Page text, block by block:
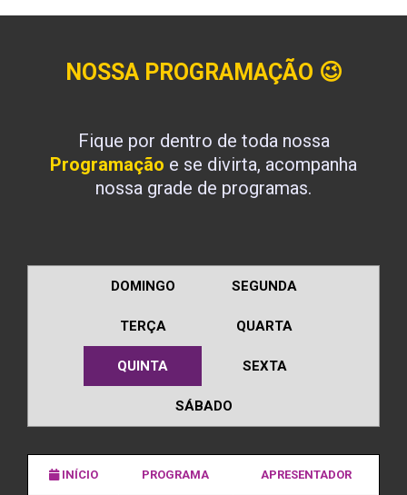
NOSSA PROGRAMAÇÃO 😉
Fique por dentro de toda nossa
Programação e se divirta, acompanha
nossa grade de programas.
DOMINGO SEGUNDA
TERÇA QUARTA
QUINTA SEXTA
SÁBADO
INÍCIO PROGRAMA APRESENTADOR